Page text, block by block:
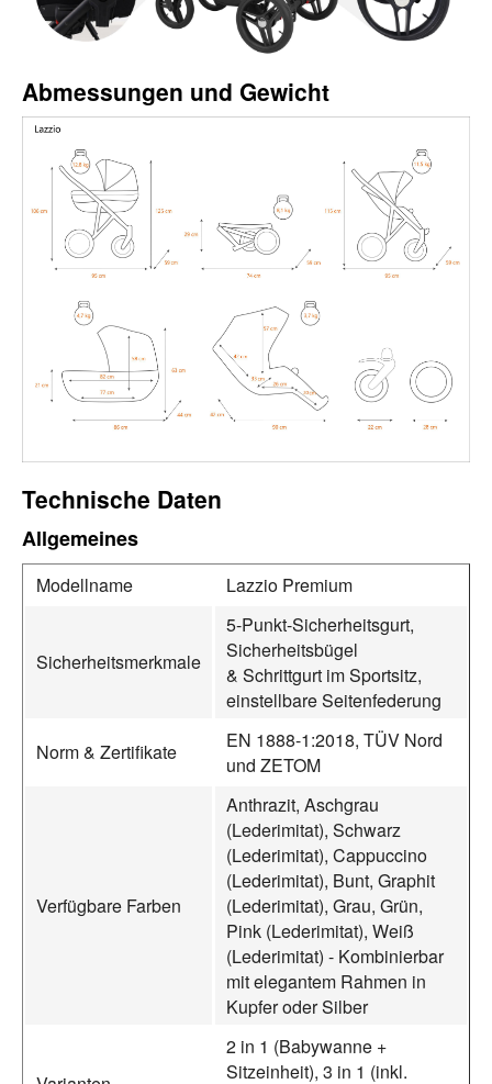
Abmessungen und Gewicht
Technische Daten
Allgemeines
Modellname Lazzio Premium
Sicherheitsmerkmale
5-Punkt-Sicherheitsgurt,
Sicherheitsbügel
& Schrittgurt im Sportsitz,
einstellbare Seitenfederung
Norm & Zertifikate
EN 1888-1:2018, TÜV Nord
und ZETOM
Verfügbare Farben
Anthrazit, Aschgrau
(Lederimitat), Schwarz
(Lederimitat), Cappuccino
(Lederimitat), Bunt, Graphit
(Lederimitat), Grau, Grün,
Pink (Lederimitat), Weiß
(Lederimitat) - Kombinierbar
mit elegantem Rahmen in
Kupfer oder Silber
2 in 1 (Babywanne +
Sitzeinheit), 3 in 1 (inkl.